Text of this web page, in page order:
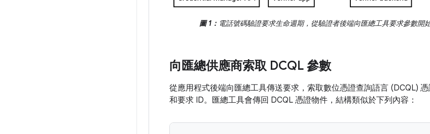
圖 1： 電話號碼驗證要求生命週期，從驗證者後端向匯總工具要求參數開
向匯總供應商索取 DCQL 參數
從應用程式後端向匯總工具傳送要求，索取數位憑證查詢語言 (DCQL)
和要求 ID。匯總工具會傳回 DCQL 憑證物件，結構類似於下列內容：